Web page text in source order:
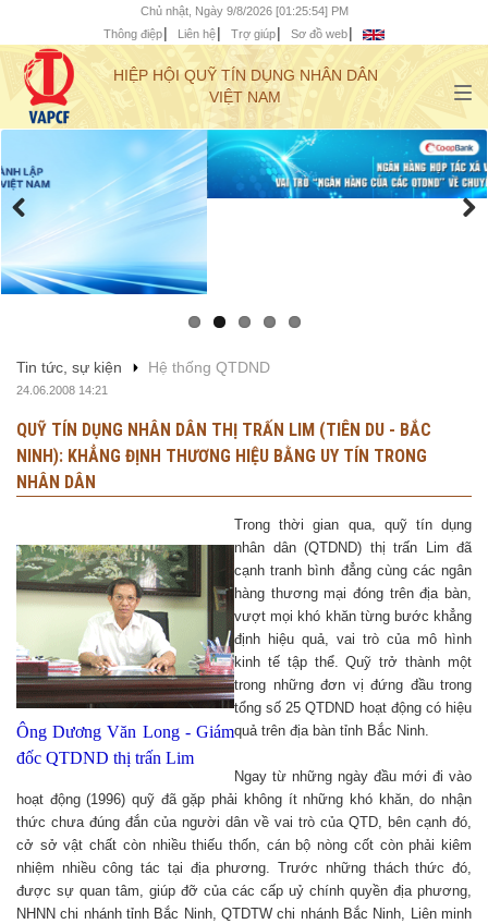
Chủ nhật, Ngày 9/8/2026 [01:25:55] PM
Thông điệp
Liên hệ Trợ giúp Sơ đồ web
HIỆP HỘI QUỸ TÍN DỤNG NHÂN DÂN
VIỆT NAM
Tin tức, sự kiện Hệ thống QTDND
24.06.2008 14:21
QUỸ TÍN DỤNG NHÂN DÂN THỊ TRẤN LIM (TIÊN DU - BẮC
NINH): KHẲNG ĐỊNH THƯƠNG HIỆU BẰNG UY TÍN TRONG
NHÂN DÂN
Ông Dương Văn Long - Giám
đốc QTDND thị trấn Lim
Trong thời gian qua, quỹ tín dụng
nhân dân (QTDND) thị trấn Lim đã
cạnh tranh bình đẳng cùng các ngân
hàng thương mại đóng trên địa bàn,
vượt mọi khó khăn từng bước khẳng
định hiệu quả, vai trò của mô hình
kinh tế tập thể. Quỹ trở thành một
trong những đơn vị đứng đầu trong
tổng số 25 QTDND hoạt động có hiệu
quả trên địa bàn tỉnh Bắc Ninh.
Ngay từ những ngày đầu mới đi vào
hoạt động (1996) quỹ đã gặp phải không ít những khó khăn, do nhận
thức chưa đúng đắn của người dân về vai trò của QTD, bên cạnh đó,
cở sở vật chất còn nhiều thiếu thốn, cán bộ nòng cốt còn phải kiêm
nhiệm nhiều công tác tại địa phương. Trước những thách thức đó,
được sự quan tâm, giúp đỡ của các cấp uỷ chính quyền địa phương,
NHNN chi nhánh tỉnh Bắc Ninh, QTDTW chi nhánh Bắc Ninh, Liên minh